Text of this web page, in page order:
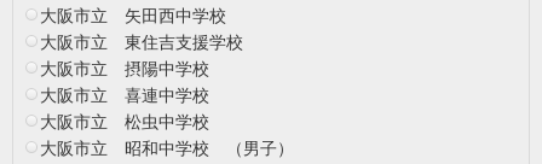
大阪市立 矢田西中学校
大阪市立 東住吉支援学校
大阪市立 摂陽中学校
大阪市立 喜連中学校
大阪市立 松虫中学校
大阪市立 昭和中学校 （男子）